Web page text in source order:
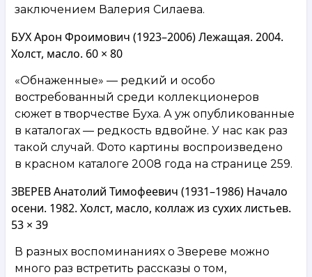
заключением Валерия Силаева.
БУХ Арон Фроимович (1923–2006) Лежащая. 2004.
Холст, масло. 60 × 80
«Обнаженные» — редкий и особо
востребованный среди коллекционеров
сюжет в творчестве Буха. А уж опубликованные
в каталогах — редкость вдвойне. У нас как раз
такой случай. Фото картины воспроизведено
в красном каталоге 2008 года на странице 259.
ЗВЕРЕВ Анатолий Тимофеевич (1931–1986) Начало
осени. 1982. Холст, масло, коллаж из сухих листьев.
53 × 39
В разных воспоминаниях о Звереве можно
много раз встретить рассказы о том,